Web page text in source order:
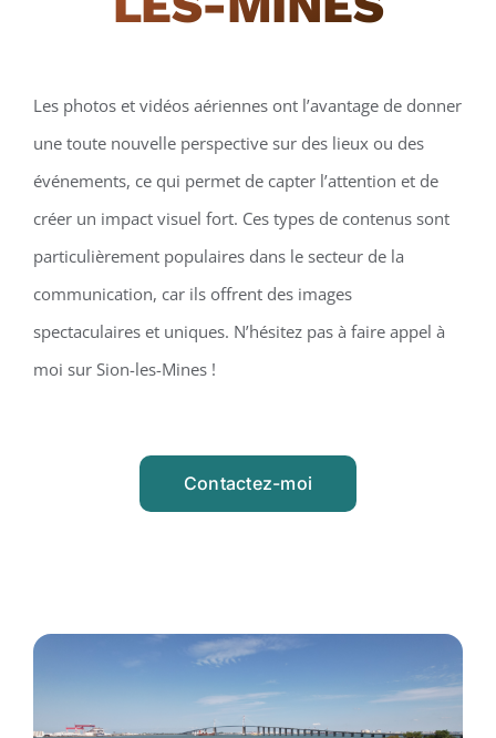
Les photos et vidéos aériennes ont l’avantage de donner
une toute nouvelle perspective sur des lieux ou des
événements, ce qui permet de capter l’attention et de
créer un impact visuel fort. Ces types de contenus sont
particulièrement populaires dans le secteur de la
communication, car ils offrent des images
spectaculaires et uniques. N’hésitez pas à faire appel à
moi sur Sion-les-Mines !
Contactez-moi